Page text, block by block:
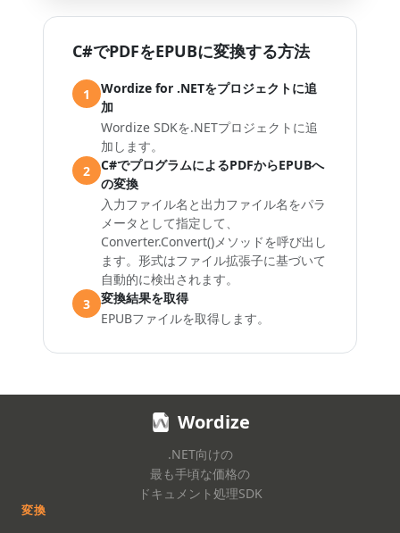
C#でPDFをEPUBに変換する方法
1
Wordize for .NETをプロジェクトに追
加
Wordize SDKを.NETプロジェクトに追
加します。
2
C#でプログラムによるPDFからEPUBへ
の変換
入力ファイル名と出力ファイル名をパラ
メータとして指定して、
Converter.Convert()メソッドを呼び出し
ます。形式はファイル拡張子に基づいて
自動的に検出されます。
3
変換結果を取得
EPUBファイルを取得します。
Wordize
.NET向けの
最も手頃な価格の
ドキュメント処理SDK
変換